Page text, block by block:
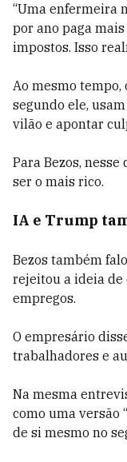
“Uma enfermeira
por ano paga
impostos. Isso
Ao mesmo
segundo ele,
vilão e apontar
Para Bezos,
ser o mais rico.
IA e Trump
Bezos também
rejeitou a ideia
empregos.
O empresário
trabalhadores e
Na mesma
como uma versão
de si mesmo no